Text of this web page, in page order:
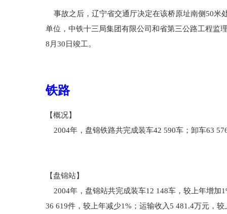
事故之后，辽宁省交通厅决定在该桥原址南侧50米
单位，中铁十三局集团有限公司和省第三公路工程监
8月30日竣工。
铁路
【概况】
2004年，盘锦铁路共完成装车42 590车；卸车63
【盘锦站】
2004年，盘锦站共完成装车12 148车，较上年增加
36 619件，较上年减少1%；运输收入5 481.4万元，